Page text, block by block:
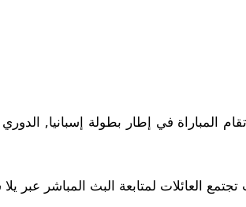
نادى إلتشي. تقام المباراة في إطار بطولة
العائلات لمتابعة البث المباشر عبر